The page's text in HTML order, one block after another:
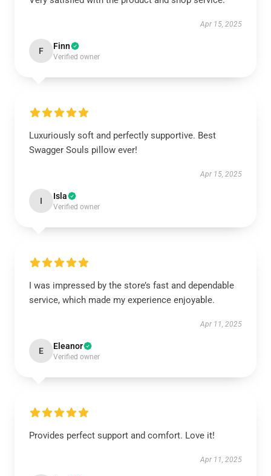
Apr 15, 2025
F Finn
Verified owner
Luxuriously soft and perfectly supportive. Best
Swagger Souls pillow ever!
Apr 15, 2025
I Isla
Verified owner
I was impressed by the store’s fast and dependable
service, which made my experience enjoyable.
Apr 11, 2025
E Eleanor
Verified owner
Provides perfect support and comfort. Love it!
Apr 11, 2025